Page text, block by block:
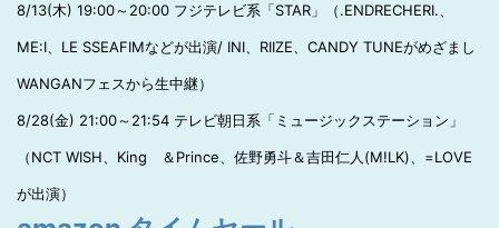
8/13(木) 19:00～20:00 フジテレビ系「STAR」（.ENDRECHERI.、
ME:I、LE SSEAFIMなどが出演/ INI、RIIZE、CANDY TUNEがめざまし
WANGANフェスから生中継）
8/28(金) 21:00～21:54 テレビ朝日系「ミュージックステーション」
（NCT WISH、King ＆Prince、佐野勇斗＆吉田仁人(M!LK)、=LOVE
が出演）